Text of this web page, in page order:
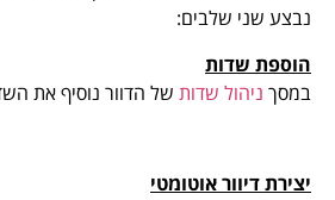
נבצע שני שלבים:
הוספת שדות
במסך ניהול שדות של הדוור נוסיף את
יצירת דיוור אוטומטי